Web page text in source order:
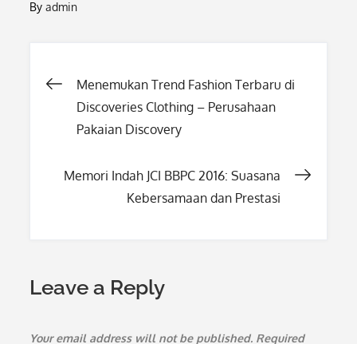
Byadmin
Post
navigation
Menemukan Trend Fashion Terbaru di
Discoveries Clothing – Perusahaan
Pakaian Discovery
Memori Indah JCI BBPC 2016: Suasana
Kebersamaan dan Prestasi
Leave a Reply
Your email address will not be published. Required